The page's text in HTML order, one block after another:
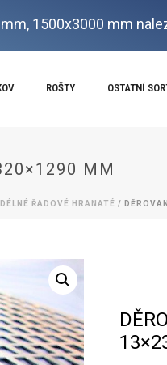
1500x3000 mm
ROŠTY OSTATNÍ
MM
ŘADOVÉ HRANATÉ /